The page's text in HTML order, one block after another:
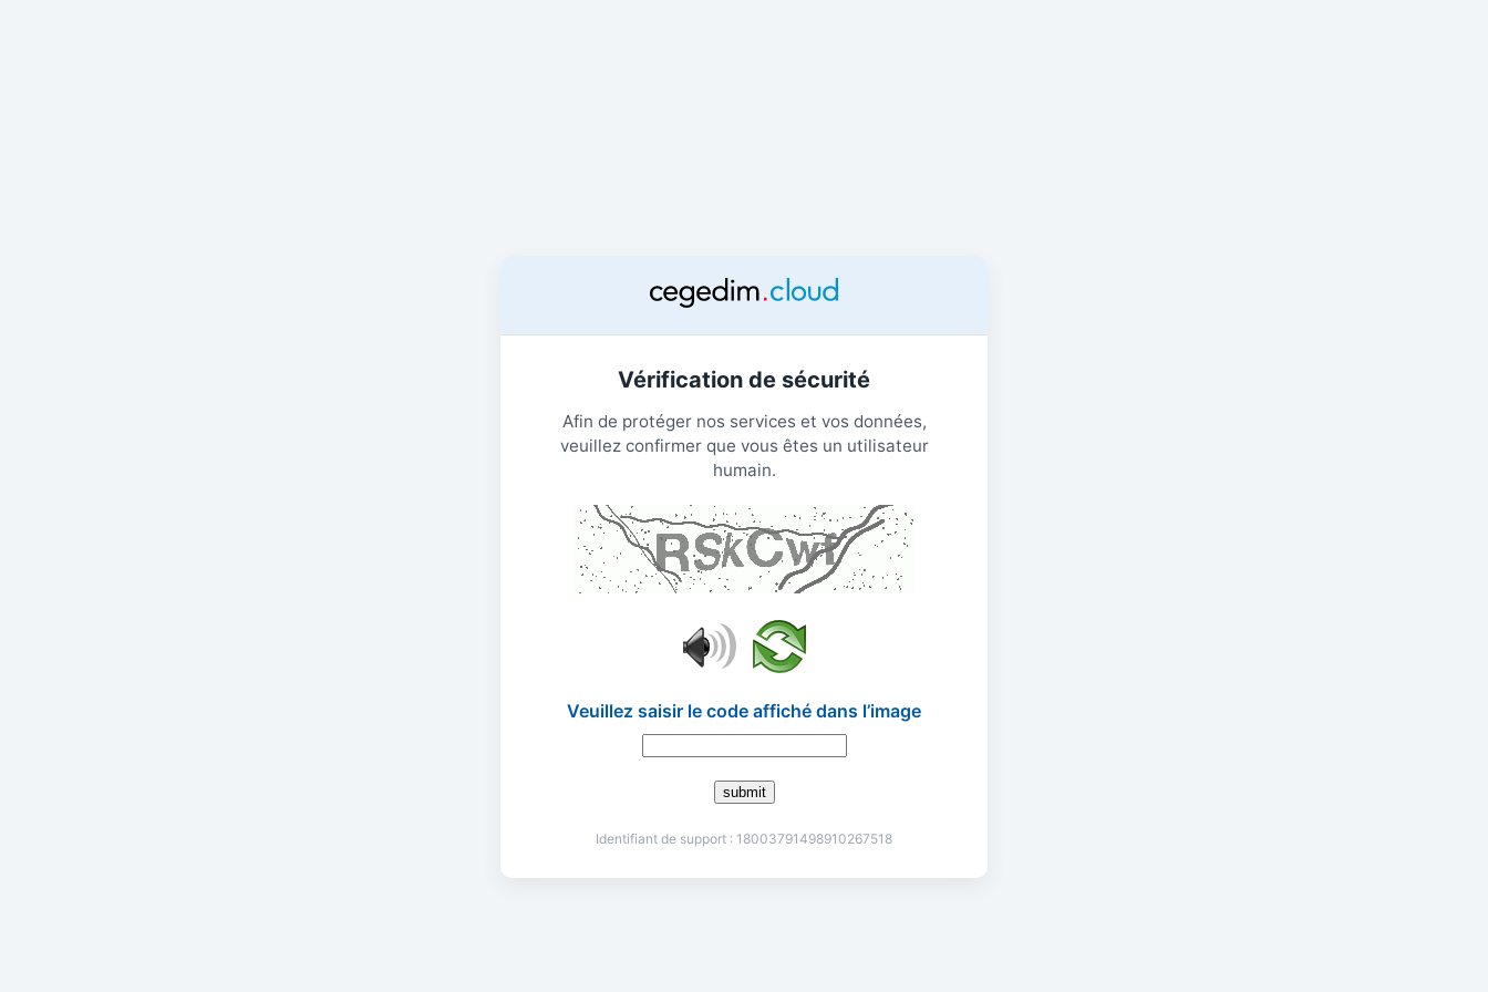
Vérification de sécurité
Afin de protéger nos services et vos données,
veuillez confirmer que vous êtes un utilisateur
humain.
Veuillez saisir le code affiché dans l’image
submit
Identifiant de support : 18003791498910267518